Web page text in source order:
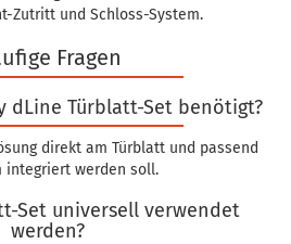
Zutritt und Schloss-System.
Fragen
dLine Türblatt-Set benötigt?
direkt am Türblatt und passend
integriert werden soll.
Set universell verwendet
werden?